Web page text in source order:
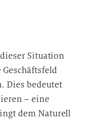
Situation
Dies bedeutet
– eine
dem Naturell